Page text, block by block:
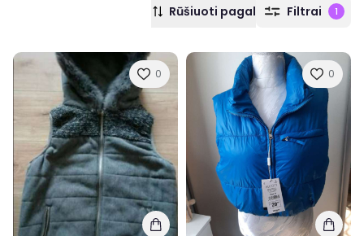
Rūšiuoti pagal Filtrai 1
0 0